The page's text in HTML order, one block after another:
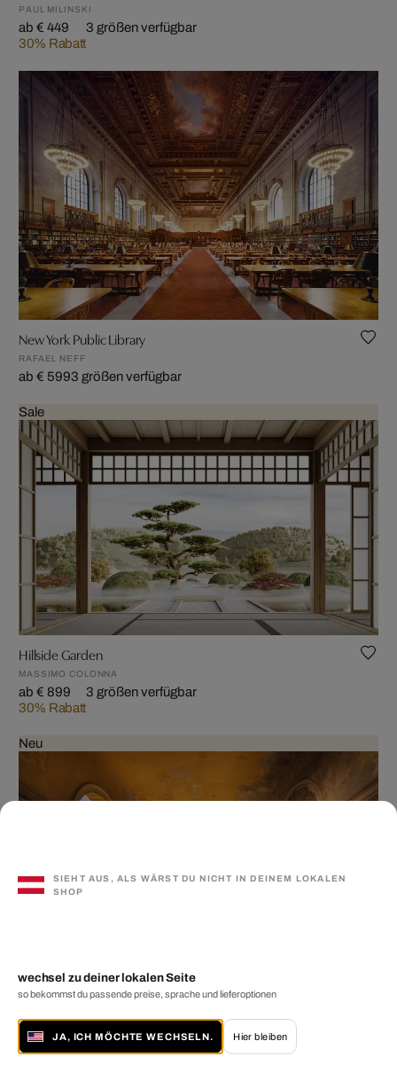
PAUL MILINSKI
ab € 449
30% Rabatt
3 größen verfügbar
New York Public Library
RAFAEL NEFF
ab € 5993 größen verfügbar
Sale
Hillside Garden
MASSIMO COLONNA
ab € 899
30% Rabatt
3 größen verfügbar
Neu
SOGNO LIGURE III
SIEHT AUS, ALS WÄRST DU NICHT IN DEINEM LOKALEN
SHOP
wechsel zu deiner lokalen Seite
so bekommst du passende preise, sprache und lieferoptionen
JA, ICH MÖCHTE WECHSELN. Hier bleiben